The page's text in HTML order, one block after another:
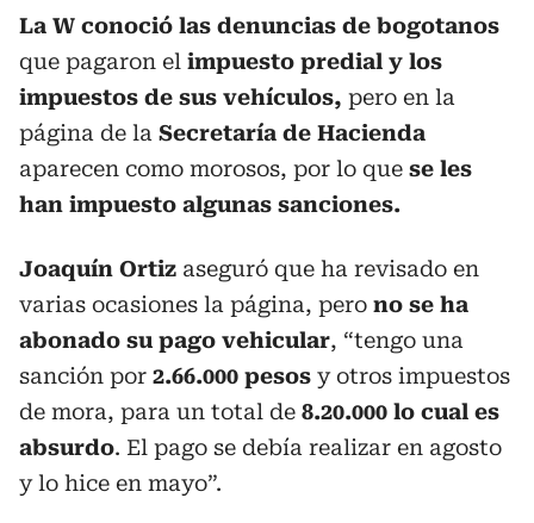
La W conoció las denuncias de bogotanos
que pagaron el impuesto predial y los
impuestos de sus vehículos, pero en la
página de la Secretaría de Hacienda
aparecen como morosos, por lo que se les
han impuesto algunas sanciones.
Joaquín Ortiz aseguró que ha revisado en
varias ocasiones la página, pero no se ha
abonado su pago vehicular, “tengo una
sanción por 2.66.000 pesos y otros impuestos
de mora, para un total de 8.20.000 lo cual es
absurdo. El pago se debía realizar en agosto
y lo hice en mayo”.